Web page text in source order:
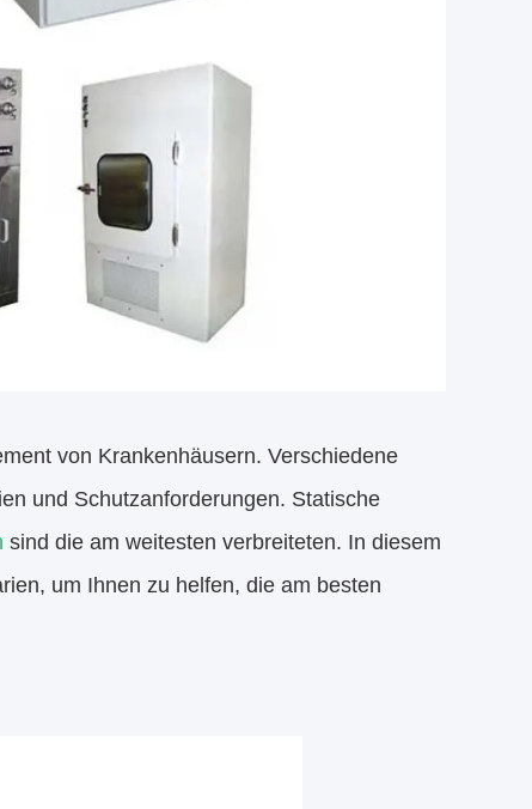
von Krankenhäusern. Verschiedene
und Schutzanforderungen. Statische
sind die am weitesten verbreiteten. In diesem
um Ihnen zu helfen, die am besten